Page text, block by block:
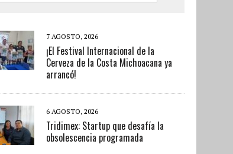
7 AGOSTO, 2026
¡El Festival Internacional de la
Cerveza de la Costa Michoacana ya
arrancó!
6 AGOSTO, 2026
Tridimex: Startup que desafía la
obsolescencia programada